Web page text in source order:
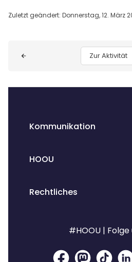
Zuletzt geändert: Donnerstag, 12. März
Zur Aktivität
Kommunikation
HOOU
Rechtliches
#HOOU | Folge